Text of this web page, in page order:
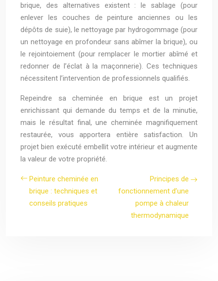
brique, des alternatives existent : le sablage (pour
enlever les couches de peinture anciennes ou les
dépôts de suie), le nettoyage par hydrogommage (pour
un nettoyage en profondeur sans abîmer la brique), ou
le rejointoiement (pour remplacer le mortier abîmé et
redonner de l’éclat à la maçonnerie). Ces techniques
nécessitent l’intervention de professionnels qualifiés.
Repeindre sa cheminée en brique est un projet
enrichissant qui demande du temps et de la minutie,
mais le résultat final, une cheminée magnifiquement
restaurée, vous apportera entière satisfaction. Un
projet bien exécuté embellit votre intérieur et augmente
la valeur de votre propriété.
Peinture cheminée en
brique : techniques et
conseils pratiques
Principes de
fonctionnement d’une
pompe à chaleur
thermodynamique